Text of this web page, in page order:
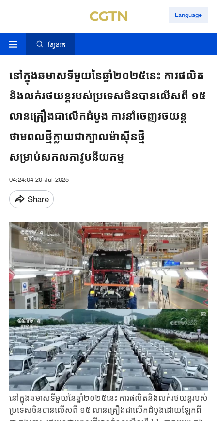
Language
ស្វែងរក
នៅក្នុងឆមាសទីមួយនៃឆ្នាំ២០២៥នេះ ការផលិត
និងលក់រថយន្តរបស់ប្រទេសចិនបានលើសពី ១៥
លានគ្រឿងជាលើកដំបូង ការនាំចេញរថយន្ត
ថាមពលថ្មីក្លាយជាក្បាលម៉ាស៊ីនថ្មី
សម្រាប់សកលភាវូបនីយកម្ម
04:24:04 20-Jul-2025
Share
នៅក្នុងឆមាសទីមួយនៃឆ្នាំ២០២៥នេះ ការផលិតនិងលក់រថយន្តរបស់
ប្រទេស​ចិន​បានលើសពី ១៥ លានគ្រឿងជាលើកដំបូងដោយឡែក​ពី